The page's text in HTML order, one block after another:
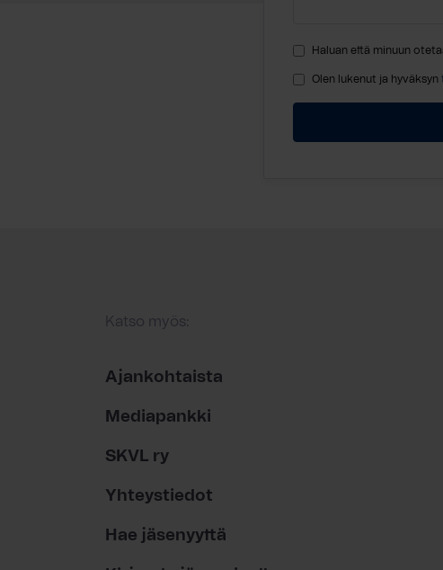
Haluan että minuun
Olen lukenut ja hyväksyn
Katso myös:
Ajankohtaista
Mediapankki
SKVL ry
Yhteystiedot
Hae jäsenyyttä